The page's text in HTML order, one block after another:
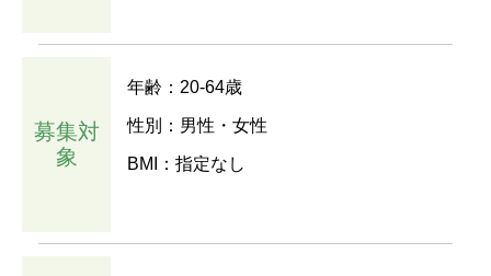
募集対
象
年齢：20-64歳
性別：男性・女性
BMI：指定なし